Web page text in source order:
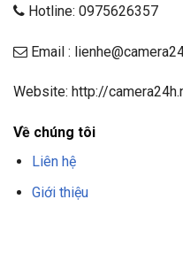
Hotline: 0975626357
Email :
Website: http://
Về chúng tôi
Liên hệ
Giới thiệu